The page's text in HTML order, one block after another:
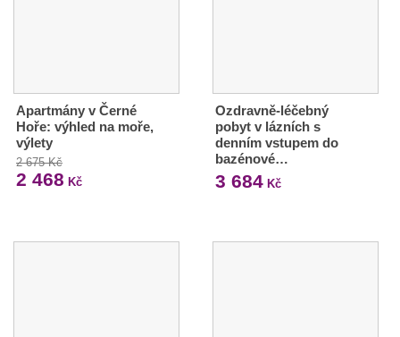
Apartmány v Černé
Hoře: výhled na moře,
výlety
2 675 Kč
2 468 Kč
Ozdravně-léčebný
pobyt v lázních s
denním vstupem do
bazénové…
3 684Kč